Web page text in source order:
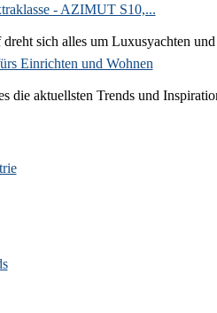
- AZIMUT S10,...
sich alles um Luxusyachten
Einrichten und Wohnen
die aktuellsten Trends und